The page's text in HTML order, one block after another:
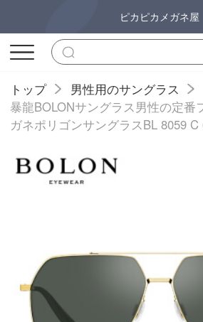
ピカピカメガネ屋
トップ
男性用のサングラス
暴龍BOLONサングラス男性の定番
ガネポリゴンサングラスBL 8059 C